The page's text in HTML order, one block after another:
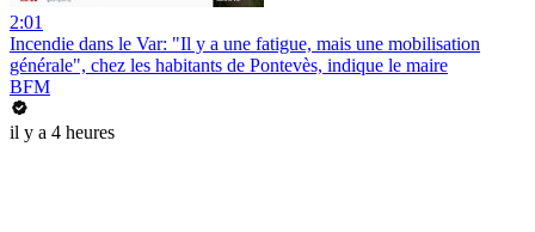
2:01
Incendie dans le Var: "Il y a une fatigue, mais une mobilisation
générale", chez les habitants de Pontevès, indique le maire
BFM
il y a 4 heures